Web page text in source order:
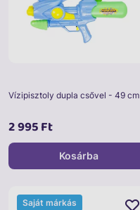
Vízipisztoly dupla csővel - 49 cm
2 995 Ft
Kosárba
Saját márkás